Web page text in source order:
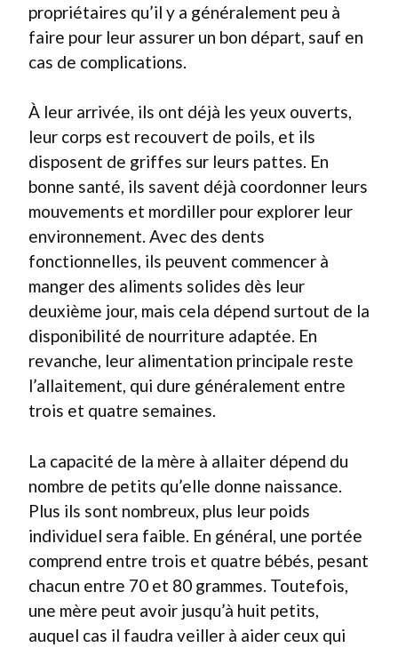
propriétaires qu’il y a généralement peu à
faire pour leur assurer un bon départ, sauf en
cas de complications.
À leur arrivée, ils ont déjà les yeux ouverts,
leur corps est recouvert de poils, et ils
disposent de griffes sur leurs pattes. En
bonne santé, ils savent déjà coordonner leurs
mouvements et mordiller pour explorer leur
environnement. Avec des dents
fonctionnelles, ils peuvent commencer à
manger des aliments solides dès leur
deuxième jour, mais cela dépend surtout de la
disponibilité de nourriture adaptée. En
revanche, leur alimentation principale reste
l’allaitement, qui dure généralement entre
trois et quatre semaines.
La capacité de la mère à allaiter dépend du
nombre de petits qu’elle donne naissance.
Plus ils sont nombreux, plus leur poids
individuel sera faible. En général, une portée
comprend entre trois et quatre bébés, pesant
chacun entre 70 et 80 grammes. Toutefois,
une mère peut avoir jusqu’à huit petits,
auquel cas il faudra veiller à aider ceux qui